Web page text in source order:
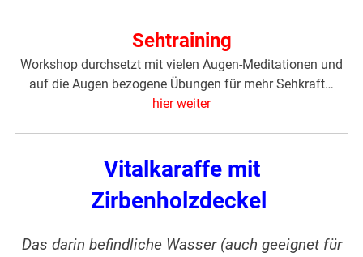
Sehtraining
Workshop durchsetzt mit vielen Augen-Meditationen und
auf die Augen bezogene Übungen für mehr Sehkraft…
hier weiter
Vitalkaraffe mit
Zirbenholzdeckel
Das darin befindliche Wasser (auch geeignet für